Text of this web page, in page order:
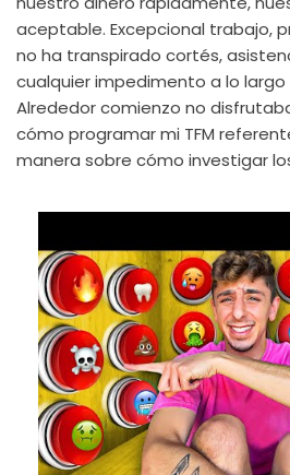
aceptable. Excepcional trabajo,
no ha transpirado cortés,
cualquier impedimento a lo
Alrededor comienzo no
cómo programar mi TFM
manera sobre cómo investigar